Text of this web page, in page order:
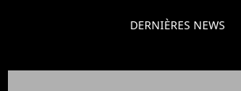
DERNIÈRES NEWS